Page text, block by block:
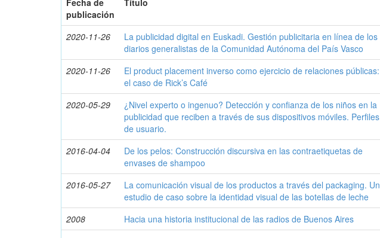
Fecha de
publicación
Título
2020-11-26
La publicidad digital en Euskadi. Gestión publicitaria en línea de los
diarios generalistas de la Comunidad Autónoma del País Vasco
2020-11-26
El product placement inverso como ejercicio de relaciones públicas:
el caso de Rick’s Café
2020-05-29
¿Nivel experto o ingenuo? Detección y confianza de los niños en la
publicidad que reciben a través de sus dispositivos móviles. Perfiles
de usuario.
2016-04-04
De los pelos: Construcción discursiva en las contraetiquetas de
envases de shampoo
2016-05-27
La comunicación visual de los productos a través del packaging. Un
estudio de caso sobre la identidad visual de las botellas de leche
2008 Hacia una historia institucional de las radios de Buenos Aires